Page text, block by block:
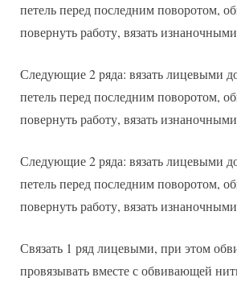
петель перед последним поворотом,
повернуть работу, вязать
Следующие 2 ряда: вязать лицевыми
петель перед последним поворотом,
повернуть работу, вязать
Следующие 2 ряда: вязать лицевыми
петель перед последним поворотом,
повернуть работу, вязать
Связать 1 ряд лицевыми, при этом
провязывать вместе с обвивающей